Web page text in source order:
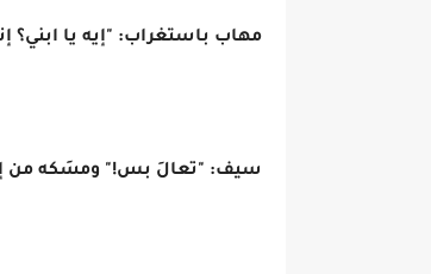
مهاب باستغراب: "إيه يا ابني؟
سيف: "تعالَ بس!" ومسَكه من